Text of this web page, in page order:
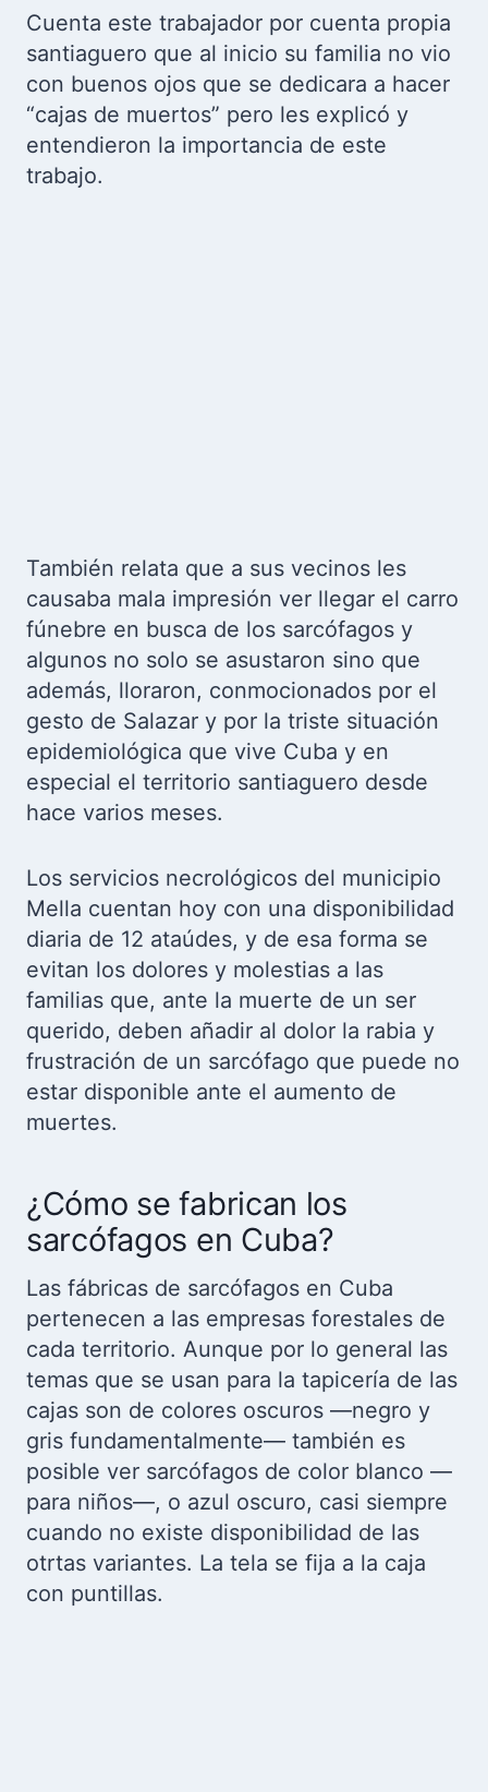
Cuenta este trabajador por cuenta propia
santiaguero que al inicio su familia no vio
con buenos ojos que se dedicara a hacer
“cajas de muertos” pero les explicó y
entendieron la importancia de este
trabajo.
También relata que a sus vecinos les
causaba mala impresión ver llegar el carro
fúnebre en busca de los sarcófagos y
algunos no solo se asustaron sino que
además, lloraron, conmocionados por el
gesto de Salazar y por la triste situación
epidemiológica que vive Cuba y en
especial el territorio santiaguero desde
hace varios meses.
Los servicios necrológicos del municipio
Mella cuentan hoy con una disponibilidad
diaria de 12 ataúdes, y de esa forma se
evitan los dolores y molestias a las
familias que, ante la muerte de un ser
querido, deben añadir al dolor la rabia y
frustración de un sarcófago que puede no
estar disponible ante el aumento de
muertes.
¿Cómo se fabrican los
sarcófagos en Cuba?
Las fábricas de sarcófagos en Cuba
pertenecen a las empresas forestales de
cada territorio. Aunque por lo general las
temas que se usan para la tapicería de las
cajas son de colores oscuros —negro y
gris fundamentalmente— también es
posible ver sarcófagos de color blanco —
para niños—, o azul oscuro, casi siempre
cuando no existe disponibilidad de las
otrtas variantes. La tela se fija a la caja
con puntillas.